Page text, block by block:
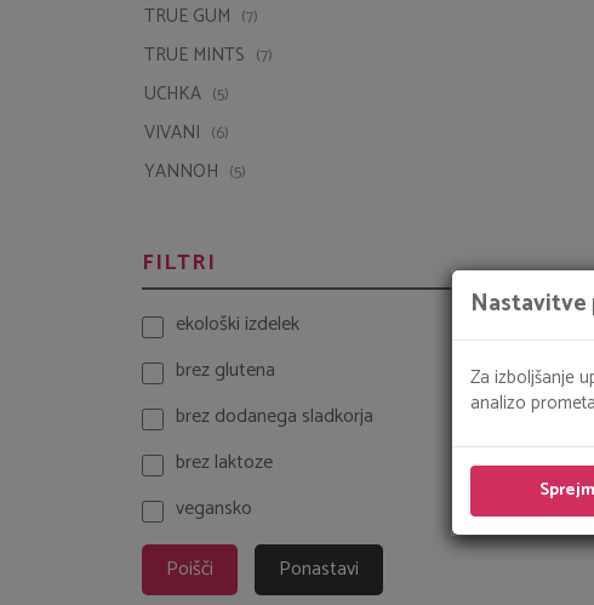
TRUE GUM (7)
TRUE MINTS (7)
UCHKA (5)
VIVANI (6)
YANNOH (5)
FILTRI
ekološki izdelek
brez glutena
brez dodanega sladkorja
brez laktoze
vegansko
Poišči
Ponastavi
Za izboljšanje
analizo